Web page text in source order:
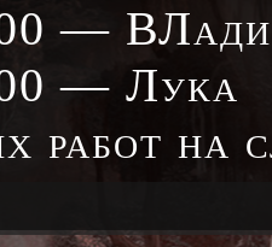
—
— Лука
работ на